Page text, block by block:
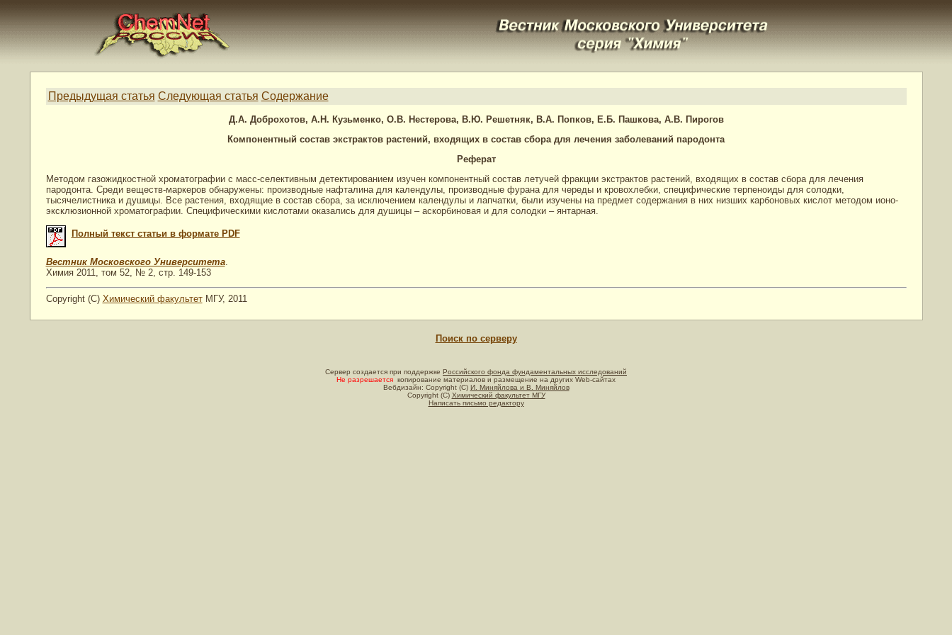
Предыдущая статья Следующая статья Содержание
Д.А. Доброхотов, А.Н. Кузьменко, О.В. Нестерова, В.Ю. Решетняк, В.А. Попков, Е.Б. Пашкова, А.В. Пирогов
Компонентный состав экстрактов растений, входящих в состав сбора для лечения заболеваний пародонта
Реферат
Методом газожидкостной хроматографии с масс-селективным детектированием изучен компонентный состав летучей фракции экстрактов растений, входящих в состав сбора для лечения
пародонта. Среди веществ-маркеров обнаружены: производные нафталина для календулы, производные фурана для череды и кровохлебки, специфические терпеноиды для солодки,
тысячелистника и душицы. Все растения, входящие в состав сбора, за исключением календулы и лапчатки, были изучены на предмет содержания в них низших карбоновых кислот методом ионо-
эксклюзионной хроматографии. Специфическими кислотами оказались для душицы – аскорбиновая и для солодки – янтарная.
Полный текст статьи в формате PDF
Вестник Московского Университета.
Химия 2011, том 52, № 2, стр. 149-153
Copyright (C) Химический факультетМГУ, 2011
Поиск по серверу
Сервер создается при поддержке Российского фонда фундаментальных исследований
Не разрешается копирование материалов и размещение на других Web-сайтах
Вебдизайн: Copyright (C) И. Миняйлова и В. Миняйлов
Copyright (C) Химический факультет МГУ
Написать письмо редактору